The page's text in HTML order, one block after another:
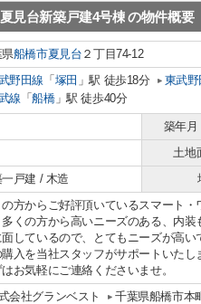
見台新築戸建4号棟 の物件概要
船橋市夏見台 ２丁目74-12
野田線 「 塚田 」駅 徒歩18分 東武野
線 「船橋」駅 徒歩40分
築年月
土地
一戸建 / 木造
の方からご好評頂いているスマート
くの方から高いニーズのある、内
しているので、とてもニーズが高
購入を当社スタッフがサポートいたし
はお気軽にご連絡くださいませ。
会社グランベスト 千葉県船橋市本